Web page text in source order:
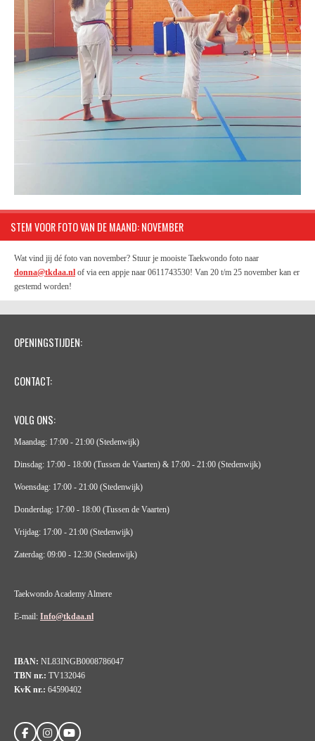
STEM VOOR FOTO VAN DE MAAND: NOVEMBER
Wat vind jij dé foto van november? Stuur je mooiste Taekwondo foto naar
donna@tkdaa.nl of via een appje naar 0611743530! Van 20 t/m 25 november kan er
gestemd worden!
OPENINGSTIJDEN:
CONTACT:
VOLG ONS:
Maandag: 17:00 - 21:00 (Stedenwijk)
Dinsdag: 17:00 - 18:00 (Tussen de Vaarten) & 17:00 - 21:00 (Stedenwijk)
Woensdag: 17:00 - 21:00 (Stedenwijk)
Donderdag: 17:00 - 18:00 (Tussen de Vaarten)
Vrijdag: 17:00 - 21:00 (Stedenwijk)
Zaterdag: 09:00 - 12:30 (Stedenwijk)
Taekwondo Academy Almere
E-mail: Info@tkdaa.nl
IBAN: NL83INGB0008786047
TBN nr.: TV132046
KvK nr.: 64590402
F I Y